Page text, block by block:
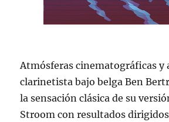
Atmósferas cinematográficas y
clarinetista bajo belga Ben
la sensación clásica de su
Stroom con resultados